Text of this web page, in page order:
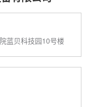
蓝贝科技园10号楼